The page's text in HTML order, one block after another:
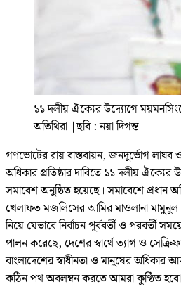
১১ দলীয় ঐক্যের উদ্যোগে
অতিথিরা |ছবি : নয়া দিগন্ত
গণভোটের রায় বাস্তবায়ন, জনদুর্ভোগ লাঘব
অধিকার প্রতিষ্ঠার দাবিতে ১১ দলীয় ঐক্যের
সমাবেশ অনুষ্ঠিত হয়েছে। সমাবেশে প্রধান
খেলাফত মজলিসের আমির মাওলানা মামুনুল
নিয়ে যেভাবে নির্বাচন পূর্ববর্তী ও পরবর্তী
পালন করেছে, দেশের স্বার্থে ত্যাগ ও
বাংলাদেশের স্বাধীনতা ও মানুষের
কঠিন পথ অবলম্বন করতে আমরা কুণ্ঠিত হবো